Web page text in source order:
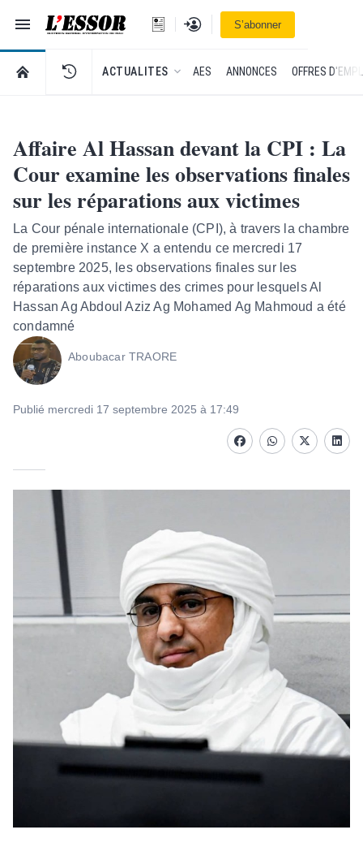
Navigation
L'Essor - retour à la une
Se connecterS’abonner
RETOUR À LA PAGE D’ACCUEIL DE L'ESSOR
ACTUALITES AES ANNONCES OFFRES
Affaire Al Hassan devant la CPI : La
Cour examine les observations finales
sur les réparations aux victimes
La Cour pénale internationale (CPI), à travers la chambre
de première instance X a entendu ce mercredi 17
septembre 2025, les observations finales sur les
réparations aux victimes des crimes pour lesquels Al
Hassan Ag Abdoul Aziz Ag Mohamed Ag Mahmoud a été
condamné
Aboubacar TRAORE
Publié mercredi 17 septembre 2025 à 17:49
FacebookwhatsappTwitter